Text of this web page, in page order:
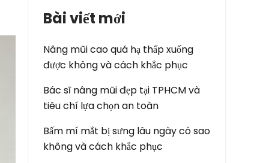
Bài viết mới
Nâng mũi cao quá hạ thấp xuống
được không và cách khắc phục
Bác sĩ nâng mũi đẹp tại TPHCM và
tiêu chí lựa chọn an toàn
Bấm mí mắt bị sưng lâu ngày có sao
không và cách khắc phục